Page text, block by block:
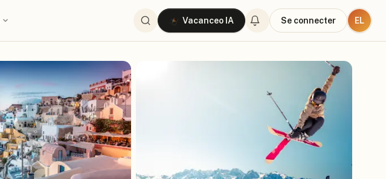
Vacanceo IA Se connecter EL